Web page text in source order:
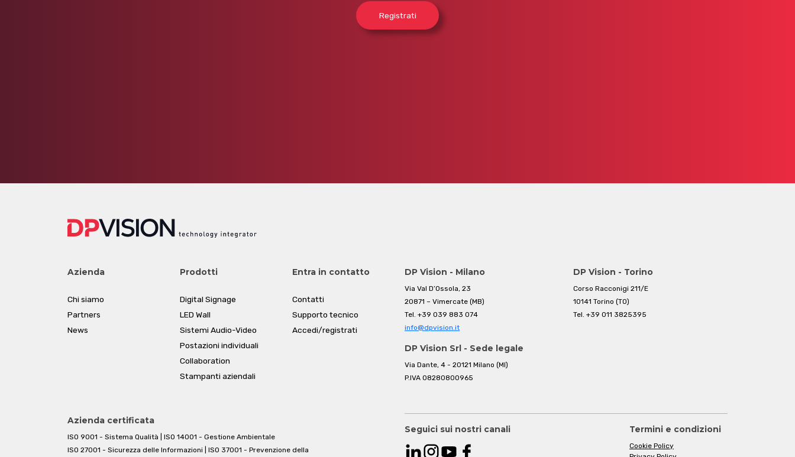
Registrati
Azienda
Chi siamo
Partners
News
Prodotti
Digital Signage
LED Wall
Sistemi Audio-Video
Postazioni individuali
Collaboration
Stampanti aziendali
Entra in contatto
Contatti
Supporto tecnico
Accedi/registrati
DP Vision - Milano
Via Val D’Ossola, 23
20871 – Vimercate (MB)
Tel. +39 039 883 074
info@dpvision.it
DP Vision Srl - Sede legale
Via Dante, 4 - 20121 Milano (MI)
P.IVA 08280800965
DP Vision - Torino
Corso Racconigi 211/E
10141 Torino (TO)
Tel. +39 011 3825395
Azienda certificata
ISO 9001 - Sistema Qualità | ISO 14001 - Gestione Ambientale
ISO 27001 - Sicurezza delle Informazioni | ISO 37001 - Prevenzione della
Seguici sui nostri canali Termini e condizioni
Cookie Policy